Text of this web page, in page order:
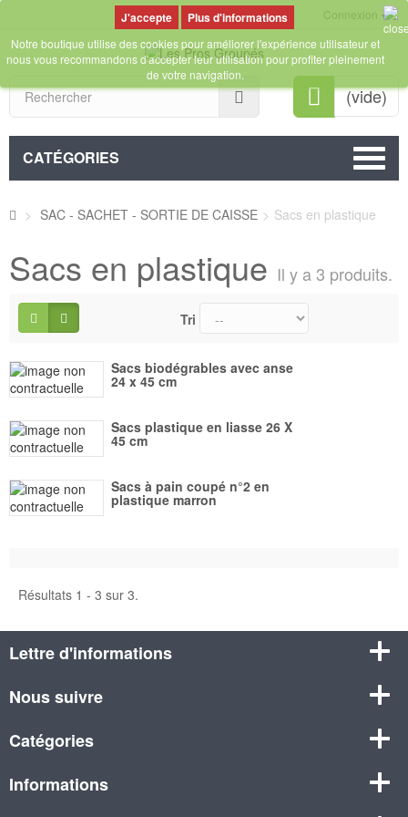
Connexion
Rechercher (vide)
CATÉGORIES
Plus d'informations
Notre boutique utilise des cookies pour améliorer l'expérience utilisateur et
nous vous recommandons d'accepter leur utilisation pour profiter pleinement
de votre navigation.
> SAC - SACHET - SORTIE DE CAISSE > Sacs en plastique
Sacs en plastique Il y a 3 produits.
Tri
Sacs biodégrables avec anse
24 x 45 cm
Sacs plastique en liasse 26 X
45 cm
Sacs à pain coupé n°2 en
plastique marron
Résultats 1 - 3 sur 3.
Lettre d'informations
Nous suivre
Catégories
Informations